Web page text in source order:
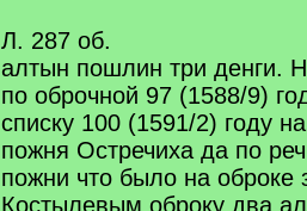
Л. 287 об.
алтын пошлин три денги.
по оброчной 97 (1588/9)
списку 100 (1591/2) году
пожня Остречиха да по
пожни что было на оброке
Костылевым оброку два